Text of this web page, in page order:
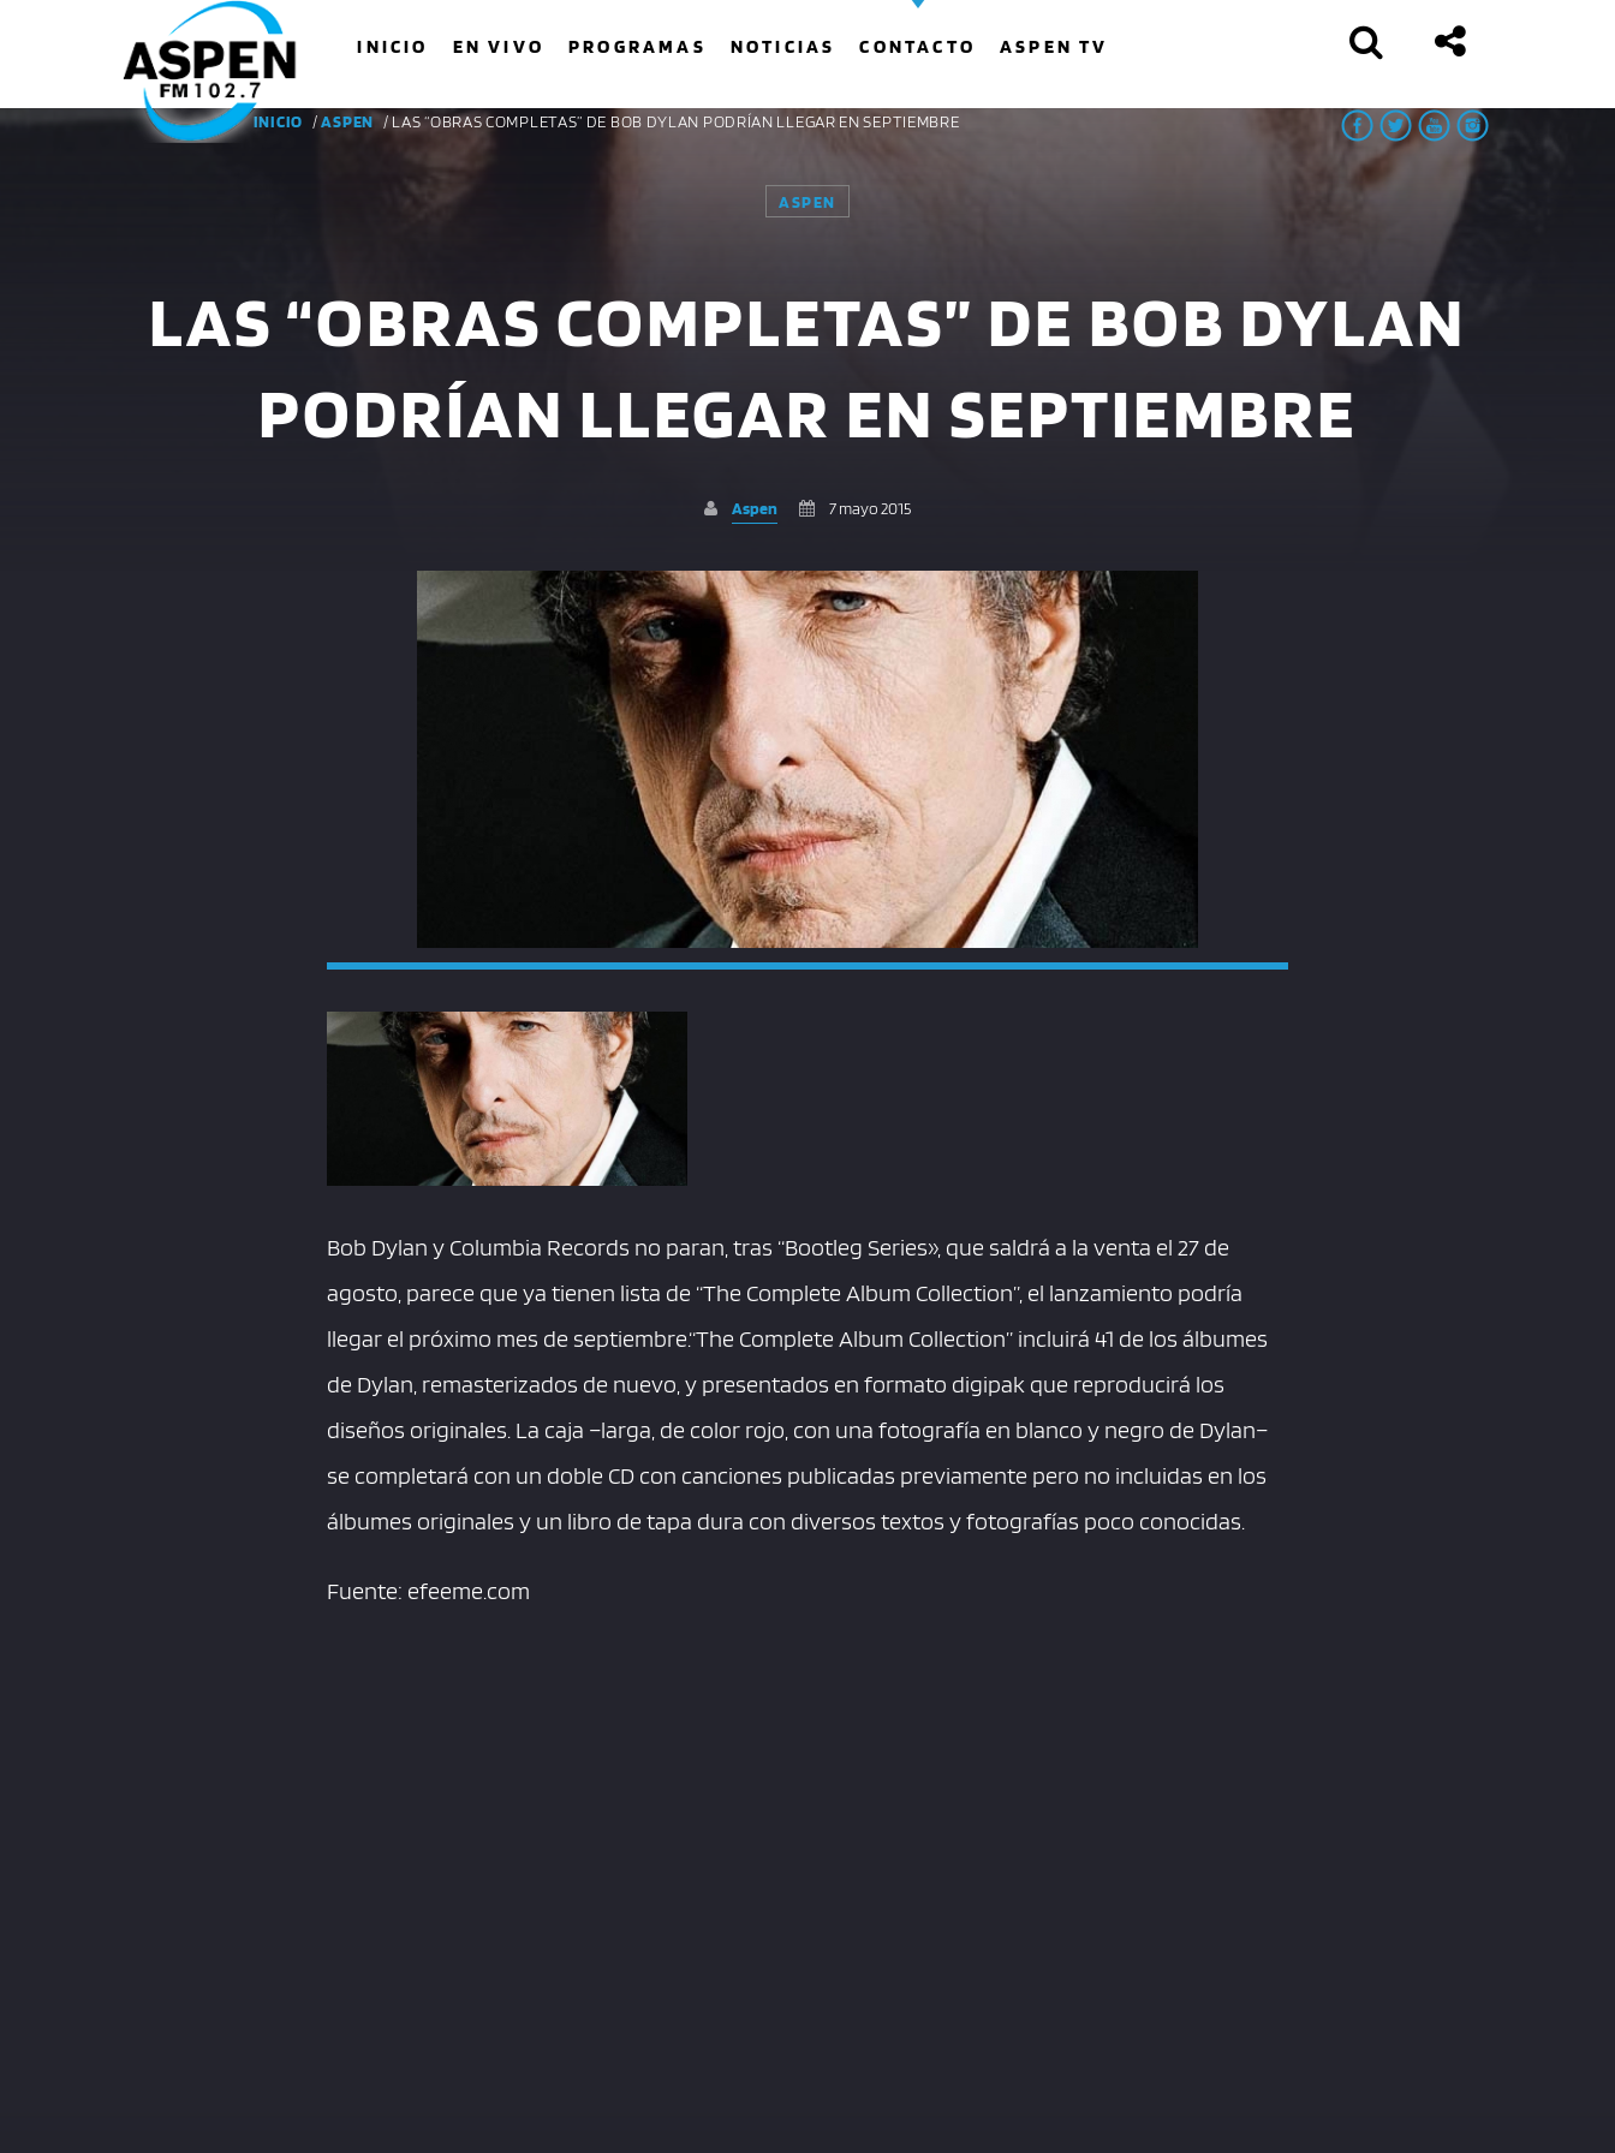
INICIO EN VIVO PROGRAMAS NOTICIAS CONTACTO ASPEN TV
INICIO /ASPEN / LAS “OBRAS COMPLETAS” DE BOB DYLAN PODRÍAN LLEGAR EN SEPTIEMBRE
ASPEN
LAS “OBRAS COMPLETAS” DE BOB DYLAN
PODRÍAN LLEGAR EN SEPTIEMBRE
Aspen 7 mayo 2015
Bob Dylan y Columbia Records no paran, tras “Bootleg Series», que saldrá a la venta el 27 de
agosto, parece que ya tienen lista de “The Complete Album Collection”, el lanzamiento podría
llegar el próximo mes de septiembre.“The Complete Album Collection” incluirá 41 de los álbumes
de Dylan, remasterizados de nuevo, y presentados en formato digipak que reproducirá los
diseños originales. La caja –larga, de color rojo, con una fotografía en blanco y negro de Dylan–
se completará con un doble CD con canciones publicadas previamente pero no incluidas en los
álbumes originales y un libro de tapa dura con diversos textos y fotografías poco conocidas.
Fuente: efeeme.com